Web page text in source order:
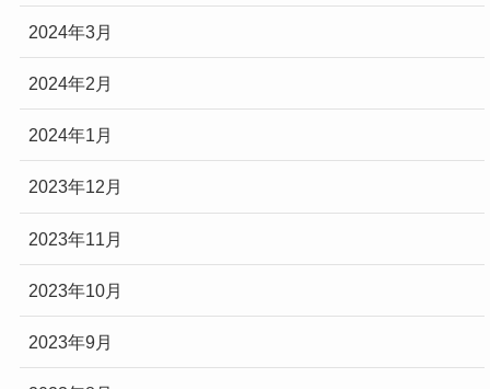
2024年3月
2024年2月
2024年1月
2023年12月
2023年11月
2023年10月
2023年9月